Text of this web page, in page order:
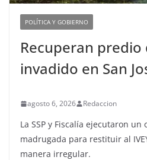
POLÍTICA Y GOBIERNO
Recuperan predio
invadido en San
agosto 6, 2026 Redaccion
La SSP y Fiscalía ejecutaron
madrugada para restituir al
manera irregular.